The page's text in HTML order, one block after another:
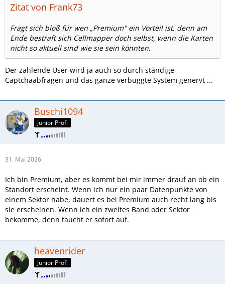
Zitat von Frank73
Fragt sich bloß für wen „Premium" ein Vorteil ist, denn am
Ende bestraft sich Cellmapper doch selbst, wenn die Karten
nicht so aktuell sind wie sie sein könnten.
Der zahlende User wird ja auch so durch ständige
Captchaabfragen und das ganze verbuggte System genervt ...
Buschi1094
Junior Profi
31. Mai 2026
Ich bin Premium, aber es kommt bei mir immer drauf an ob ein
Standort erscheint. Wenn ich nur ein paar Datenpunkte von
einem Sektor habe, dauert es bei Premium auch recht lang bis
sie erscheinen. Wenn ich ein zweites Band oder Sektor
bekomme, denn taucht er sofort auf.
heavenrider
Junior Profi